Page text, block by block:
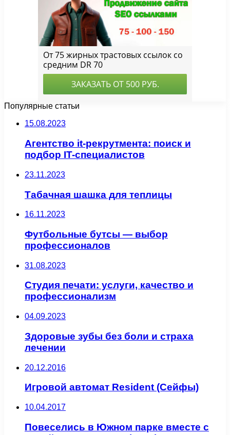
Популярные статьи
15.08.2023
Агентство it-рекрутмента: поиск и
подбор IT-специалистов
23.11.2023
Табачная шашка для теплицы
16.11.2023
Футбольные бутсы — выбор
профессионалов
31.08.2023
Студия печати: услуги, качество и
профессионализм
04.09.2023
Здоровые зубы без боли и страха
лечении
20.12.2016
Игровой автомат Resident (Сейфы)
10.04.2017
Повеселись в Южном парке вместе с